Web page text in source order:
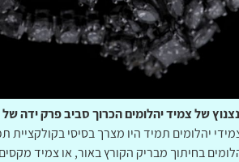
של צמיד יהלומים הכרוך סביב פרק ידה
יהלומים תמיד היו מצרך בסיסי
בחיתוך מבריק הקורץ באור, או צמיד